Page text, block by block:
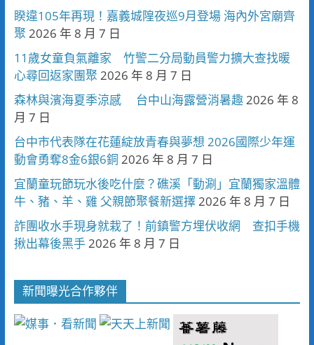
睽違105年再現！嘉義城隍夜巡9月登場 海內外宮廟齊
聚 2026 年 8 月 7 日
11歲女童負氣離家 竹警二分局動員警力擴大查找暖
心尋回返家團聚 2026 年 8 月 7 日
森林與濱海夏季涼感 台中山海露營消暑趣 2026 年 8
月 7 日
台中市代表隊在花蓮綻放青春與夢想 2026國際少年運
動會勇奪8金6銀6銅 2026 年 8 月 7 日
宜蘭童玩節玩水後吃什麼？礁溪「動涮」宜蘭獨家溫體
牛、豬、羊、雞 父親節聚餐新選擇 2026 年 8 月 7 日
詐團收水手現身就栽了！前鎮警方埋伏收網 查扣手機
揪出幕後黑手 2026 年 8 月 7 日
新聞曝光合作夥伴